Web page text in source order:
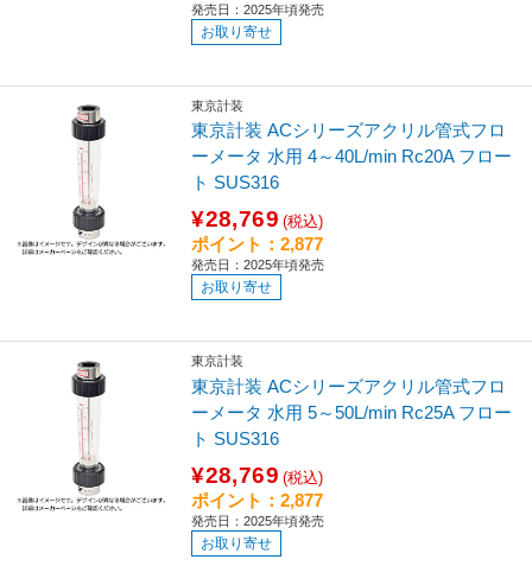
発売日：2025年頃発売
お取り寄せ
東京計装
東京計装 ACシリーズアクリル管式フロ
ーメータ 水用 4～40L/min Rc20A フロー
ト SUS316
¥28,769 (税込)
ポイント：2,877
発売日：2025年頃発売
お取り寄せ
東京計装
東京計装 ACシリーズアクリル管式フロ
ーメータ 水用 5～50L/min Rc25A フロー
ト SUS316
¥28,769 (税込)
ポイント：2,877
発売日：2025年頃発売
お取り寄せ